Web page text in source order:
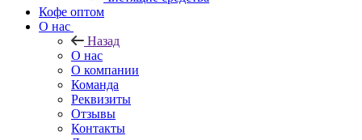
Кофе оптом
О нас
Назад
О нас
О компании
Команда
Реквизиты
Отзывы
Контакты